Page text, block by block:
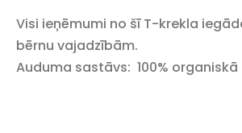
Visi ieņēmumi no šī T-krekla
bērnu vajadzībām.
Auduma sastāvs: 100%